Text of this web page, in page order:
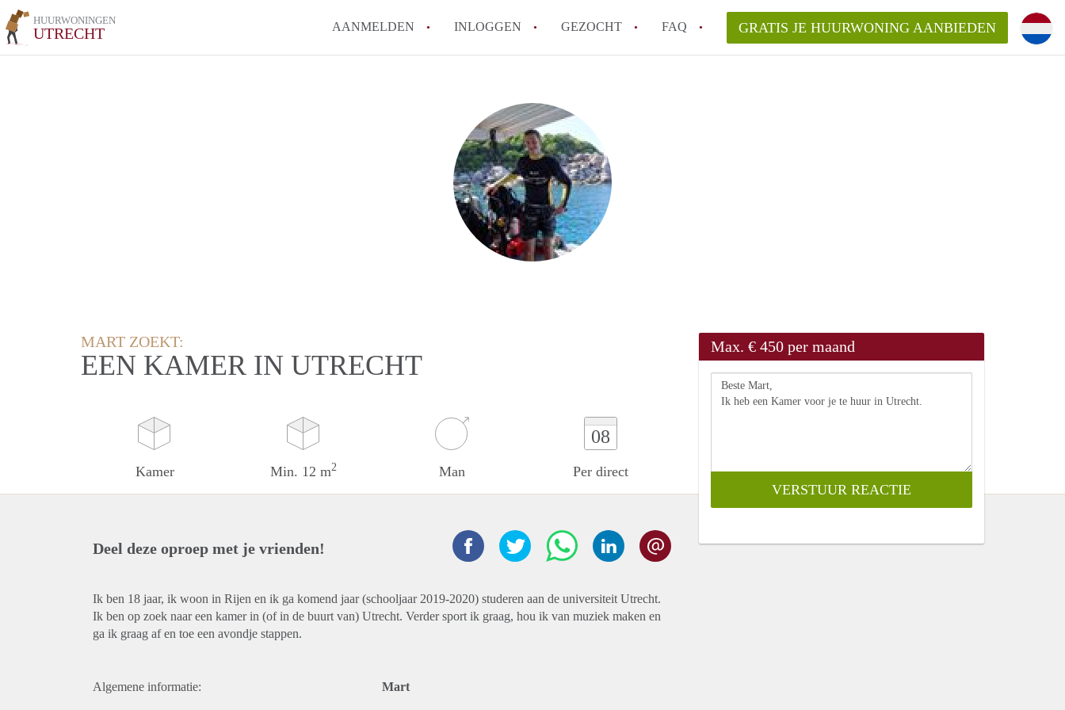
HUURWONINGEN
UTRECHT AANMELDEN INLOGGEN GEZOCHT FAQ
How to translate HuurwoningenUtrecht!
Wat is HuurwoningenUtrecht?
Hoeveel kost het om te reageren op een Huurwoning in Utrecht?
Wat is de privacyverklaring van HuurwoningenUtrecht?
Berekent HuurwoningenUtrecht
makelaarsvergoeding/bemiddelingsvergoeding?
Alle veelgestelde vragen
GRATIS JE HUURWONING AANBIEDEN
MART ZOEKT:
EEN KAMER IN UTRECHT
Kamer Min. 12 m2 Man
08
Per direct
Max. € 450 per maand
Deel deze oproep met je vrienden!
Ik ben 18 jaar, ik woon in Rijen en ik ga komend jaar (schooljaar 2019-2020) studeren aan de universiteit Utrecht.
Ik ben op zoek naar een kamer in (of in de buurt van) Utrecht. Verder sport ik graag, hou ik van muziek maken en
ga ik graag af en toe een avondje stappen.
Algemene informatie: Mart